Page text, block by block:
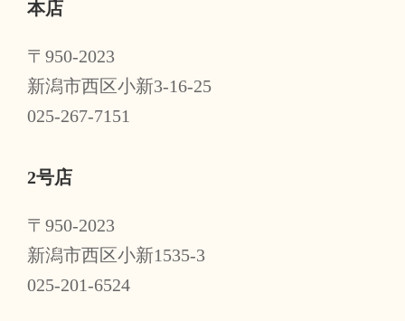
本店
〒950-2023
新潟市西区小新3-16-25
025-267-7151
2号店
〒950-2023
新潟市西区小新1535-3
025-201-6524